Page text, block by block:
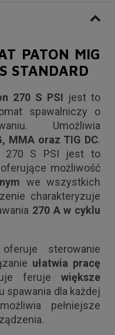
PATON MIG
STANDARD
270 S PSI jest to
spawalniczy o
Umożliwia
MMA oraz TIG DC.
270 S PSI jest to
możliwość
we wszystkich
charakteryzuje
270 A w cyklu
sterowanie
ułatwia pracę
feruje większe
spawania dla każdej
pełniejsze